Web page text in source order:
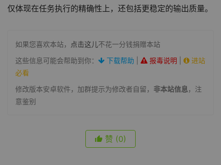
仅体现在任务执行的精确性上，还包括更稳定的输出质量。
如果您喜欢本站， 点击这儿不花一分钱捐赠本站
这些信息可能会帮助到你：
下载帮助 报毒说明
进站
必看
修改版本安卓软件，加群提示为修改者自留， 非本站信息，注
意鉴别
赞 (0)